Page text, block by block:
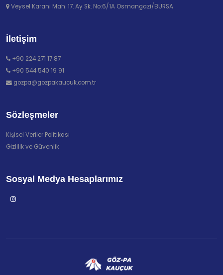
Veysel Karani Mah. 17. Ay Sk. No:6/1A Osmangazi/BURSA
İletişim
+90 224 271 17 87
+90 544 540 19 91
gozpa@gozpakaucuk.com.tr
Sözleşmeler
Kişisel Veriler Politikası
Gizlilik ve Güvenlik
Sosyal Medya Hesaplarımız